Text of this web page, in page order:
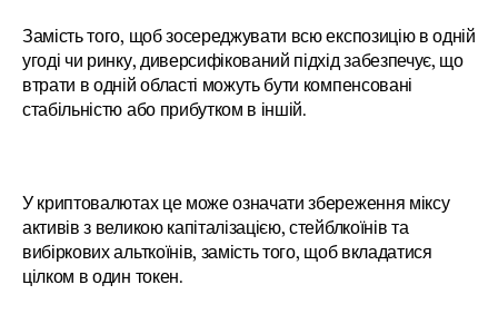
Замість того, щоб зосереджувати всю експозицію в одній
угоді чи ринку, диверсифікований підхід забезпечує, що
втрати в одній області можуть бути компенсовані
стабільністю або прибутком в іншій.
У криптовалютах це може означати збереження міксу
активів з великою капіталізацією, стейблкоїнів та
вибіркових альткоїнів, замість того, щоб вкладатися
цілком в один токен.